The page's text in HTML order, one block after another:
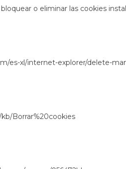
o eliminar las cookies
es-xl/internet-explorer/delete-
Borrar%20cookies